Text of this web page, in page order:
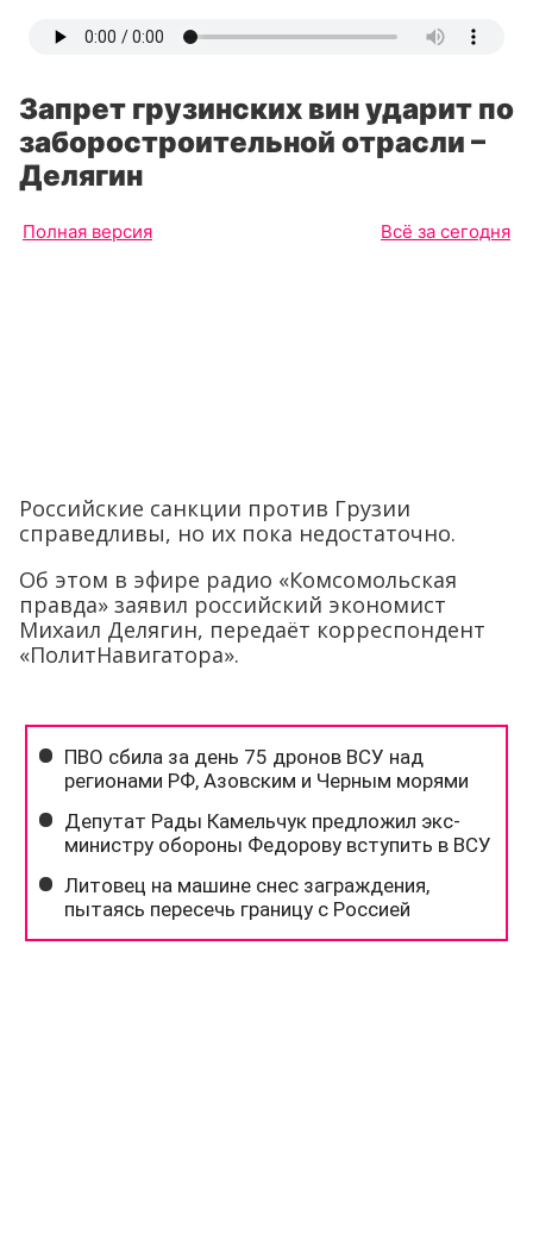
Запрет грузинских вин ударит по
заборостроительной отрасли –
Делягин
Полная версия Всё за сегодня
Российские санкции против Грузии
справедливы, но их пока недостаточно.
Об этом в эфире радио «Комсомольская
правда» заявил российский экономист
Михаил Делягин, передаёт корреспондент
«ПолитНавигатора».